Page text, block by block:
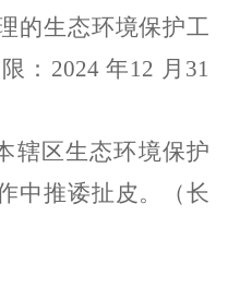
的生态环境保护工
： 2024 年12 月 31
辖区生态环境保护
中推诿扯皮。（长